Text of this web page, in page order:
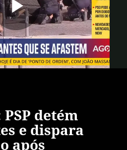
detém
e dispara
após